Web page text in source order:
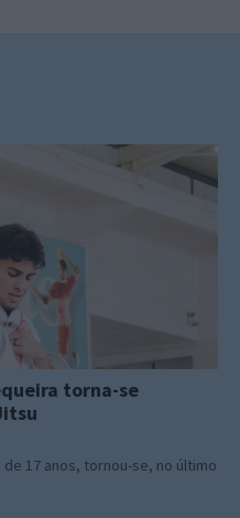
torna-se
17 anos, tornou-se, no último